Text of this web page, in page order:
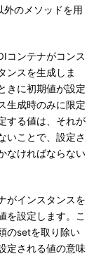
外のメソッドを用
コンテナがコンス
ンスを生成しま
きに初期値が設定
生成時のみに限定
する値は、それが
いことで、設定さ
なければならない
がインスタンスを
を設定します。こ
のsetを取り除い
定される値の意味